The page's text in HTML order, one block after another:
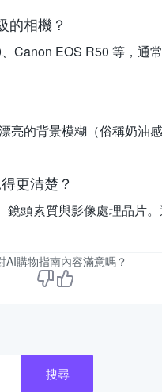
的相機？
Canon EOS R50 等，通
亮的背景模糊（俗稱奶油
更清楚？
頭素質與影像處理晶片
AI購物指南內容滿意嗎？
搜尋